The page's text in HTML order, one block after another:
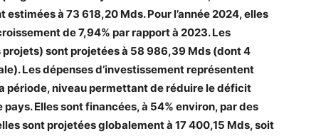
à 73 618,20 Mds. Pour l’année 2024, elles
de 7,94% par rapport à 2023. Les
sont projetées à 58 986,39 Mds (dont 4
Les dépenses d’investissement représentent
période, niveau permettant de réduire le déficit
Elles sont financées, à 54% environ, par des
sont projetées globalement à 17 400,15 Mds, soit